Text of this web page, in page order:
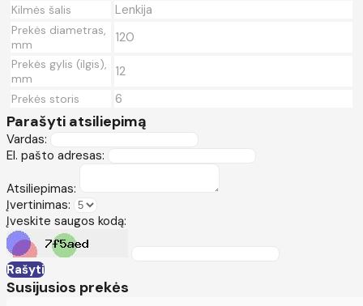
Kilmės šalis
Lenkija
Prekės diametras,
mm
120
Prekės gylis (ilgis),
mm
12
Prekės storis 6
Parašyti atsiliepimą
Vardas:
El. pašto adresas:
Atsiliepimas:
Įvertinimas:
Įveskite saugos kodą:
Rašyti
Susijusios prekės